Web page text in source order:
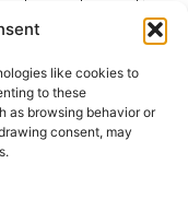
like cookies to
to these
as browsing behavior or
consent, may
15
16
22
29
30